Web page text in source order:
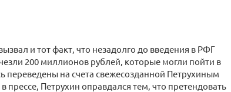
и тот факт, что незадолго до введения в РФГ
200 миллионов рублей, которые могли пойти в
переведены на счета свежесозданной Петрухиным
Петрухин оправдался тем, что претендовать